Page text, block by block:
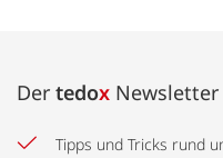
Der tedox Newsletter
Tipps und Tricks rund